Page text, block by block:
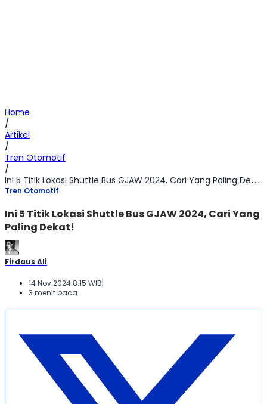
Home
/
Artikel
/
Tren Otomotif
/
Ini 5 Titik Lokasi Shuttle Bus GJAW 2024, Cari Yang Paling Dekat!
Tren Otomotif
Ini 5 Titik Lokasi Shuttle Bus GJAW 2024, Cari Yang
Paling Dekat!
Firdaus Ali
14 Nov 2024 8:15 WIB
3 menit baca